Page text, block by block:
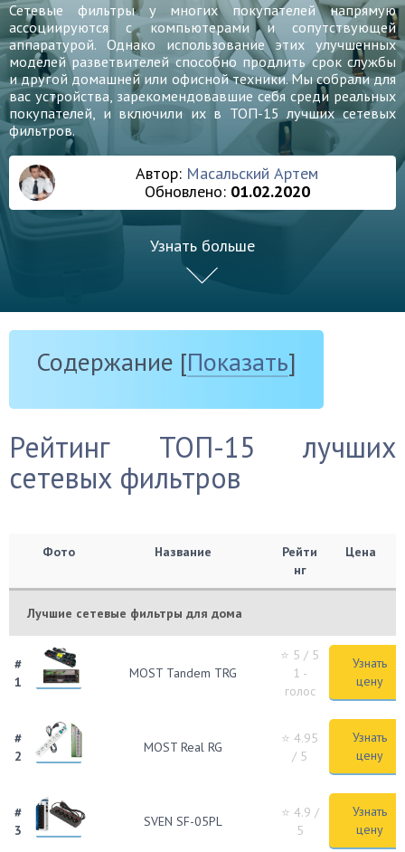
Сетевые фильтры у многих покупателей напрямую
ассоциируются с компьютерами и сопутствующей
аппаратурой. Однако использование этих улучшенных
моделей разветвителей способно продлить срок службы
и другой домашней или офисной техники. Мы собрали для
вас устройства, зарекомендовавшие себя среди реальных
покупателей, и включили их в ТОП-15 лучших сетевых
фильтров.
Автор: Масальский Артем
Обновлено: 01.02.2020
Узнать больше
Содержание [Показать]
Рейтинг ТОП-15 лучших
сетевых фильтров
Фото Название
Рейти
нг
Цена
Лучшие сетевые фильтры для дома
#
1
MOST Tandem TRG
⭐ 5 / 5
1 -
голос
Узнать
цену
#
2
MOST Real RG
⭐ 4.95
/ 5
Узнать
цену
#
3
SVEN SF-05PL
⭐ 4.9 /
5
Узнать
цену